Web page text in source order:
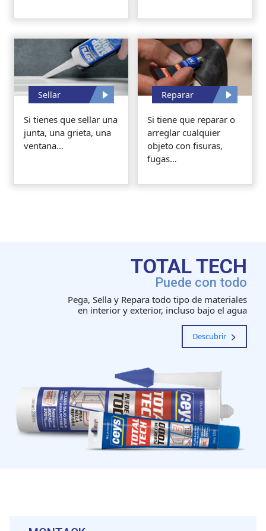
Sellar
Si tienes que sellar una
junta, una grieta, una
ventana…
Reparar
Si tiene que reparar o
arreglar cualquier
objeto con fisuras,
fugas…
TOTAL TECH
Puede con todo
Pega, Sella y Repara todo tipo de materiales
en interior y exterior, incluso bajo el agua
Descubrir